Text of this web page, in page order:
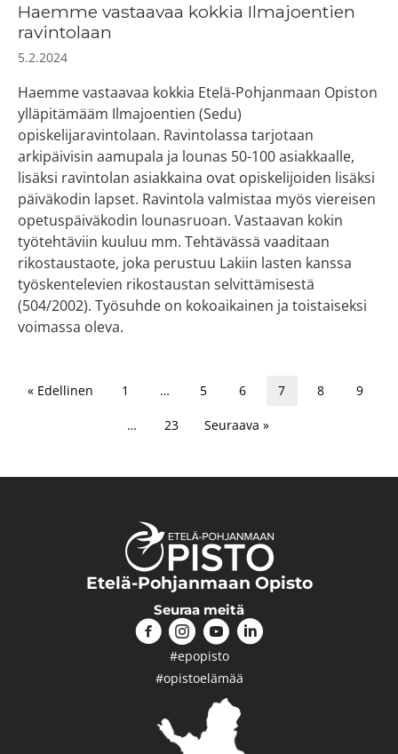
Haemme vastaavaa kokkia Ilmajoentien
ravintolaan
5.2.2024
Haemme vastaavaa kokkia Etelä-Pohjanmaan Opiston
ylläpitämääm Ilmajoentien (Sedu)
opiskelijaravintolaan. Ravintolassa tarjotaan
arkipäivisin aamupala ja lounas 50-100 asiakkaalle,
lisäksi ravintolan asiakkaina ovat opiskelijoiden lisäksi
päiväkodin lapset. Ravintola valmistaa myös viereisen
opetuspäiväkodin lounasruoan. Vastaavan kokin
työtehtäviin kuuluu mm. Tehtävässä vaaditaan
rikostaustaote, joka perustuu Lakiin lasten kanssa
työskentelevien rikostaustan selvittämisestä
(504/2002). Työsuhde on kokoaikainen ja toistaiseksi
voimassa oleva.
« Edellinen 1 … 5 6 7 8 9
… 23 Seuraava »
Etelä-Pohjanmaan Opisto
Seuraa meitä
#epopisto
#opistoelämää